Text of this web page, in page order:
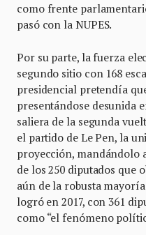
como frente
pasó con la NUPES.
Por su parte, la fuerza
segundo sitio con 168
presidencial pretendía
presentándose desunida
saliera de la segunda
el partido de Le Pen, la
proyección, mandándolo
de los 250 diputados que
aún de la robusta
logró en 2017, con 361
como “el fenómeno